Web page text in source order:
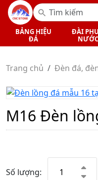
BẢNG HIỆU
ĐÁ
ĐÀI
NƯỚC
Trang chủ Đèn đá,
M16 Đèn
Số lượng: